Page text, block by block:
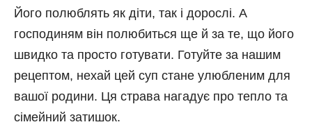
Його полюблять як діти, так і дорослі. А
господиням він полюбиться ще й за те, що його
швидко та просто готувати. Готуйте за нашим
рецептом, нехай цей суп стане улюбленим для
вашої родини. Ця страва нагадує про тепло та
сімейний затишок.